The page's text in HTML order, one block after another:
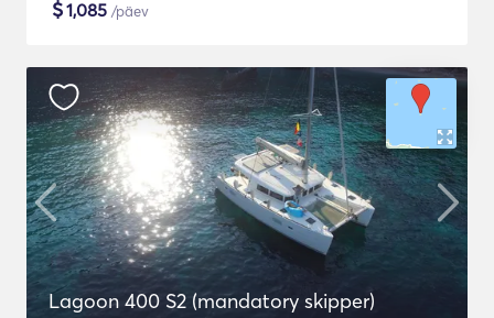
$1,085 /päev
Lagoon 400 S2 (mandatory skipper)